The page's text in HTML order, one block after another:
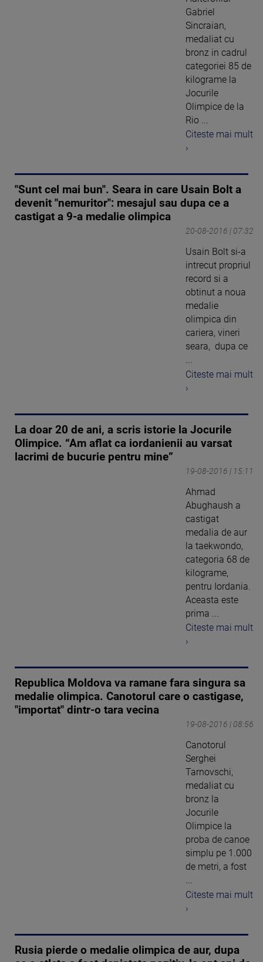
Gabriel
Sincraian,
medaliat cu
bronz in cadrul
categoriei 85 de
kilograme la
Jocurile
Olimpice de la
Rio ...
Citeste mai mult
›
"Sunt cel mai bun". Seara in care Usain Bolt a
devenit "nemuritor": mesajul sau dupa ce a
castigat a 9-a medalie olimpica
20-08-2016 | 07:32
Usain Bolt si-a
intrecut propriul
record si a
obtinut a noua
medalie
olimpica din
cariera, vineri
seara, dupa ce
...
Citeste mai mult
›
La doar 20 de ani, a scris istorie la Jocurile
Olimpice. “Am aflat ca iordanienii au varsat
lacrimi de bucurie pentru mine”
19-08-2016 | 15:11
Ahmad
Abughaush a
castigat
medalia de aur
la taekwondo,
categoria 68 de
kilograme,
pentru Iordania.
Aceasta este
prima ...
Citeste mai mult
›
Republica Moldova va ramane fara singura sa
medalie olimpica. Canotorul care o castigase,
"importat" dintr-o tara vecina
19-08-2016 | 08:56
Canotorul
Serghei
Tarnovschi,
medaliat cu
bronz la
Jocurile
Olimpice la
proba de canoe
simplu pe 1.000
de metri, a fost
...
Citeste mai mult
›
Rusia pierde o medalie olimpica de aur, dupa